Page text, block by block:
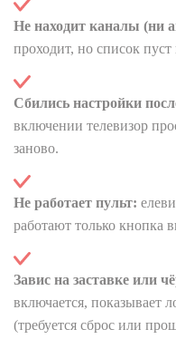
Не находит каналы (ни
проходит, но список
Сбились настройки
включении телевизор
заново.
Не работает пульт:
работают только кнопка
Завис на заставке или
включается, показывает
(требуется сброс или